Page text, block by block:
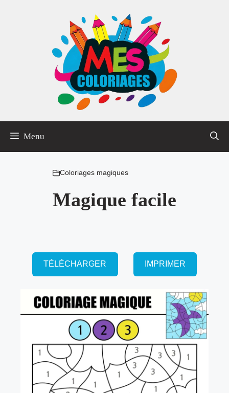
Menu
Coloriages magiques
Magique facile
TÉLÉCHARGER IMPRIMER